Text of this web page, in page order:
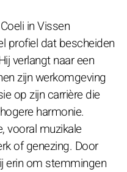
in Vissen
profiel dat bescheiden
verlangt naar een
zijn werkomgeving
op zijn carrière die
harmonie.
vooral muzikale
of genezing. Door
erin om stemmingen